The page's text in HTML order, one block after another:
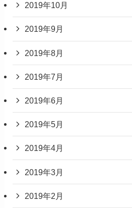
2019年10月
2019年9月
2019年8月
2019年7月
2019年6月
2019年5月
2019年4月
2019年3月
2019年2月